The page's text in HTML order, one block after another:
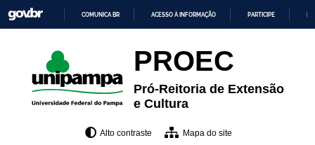
para
o
CONTEÚDO
COMUNICA BR ACESSO À INFORMAÇÃO PARTICIPE
PROEC
Pró-Reitoria de Extensão
e Cultura
Alto contraste Mapa do site